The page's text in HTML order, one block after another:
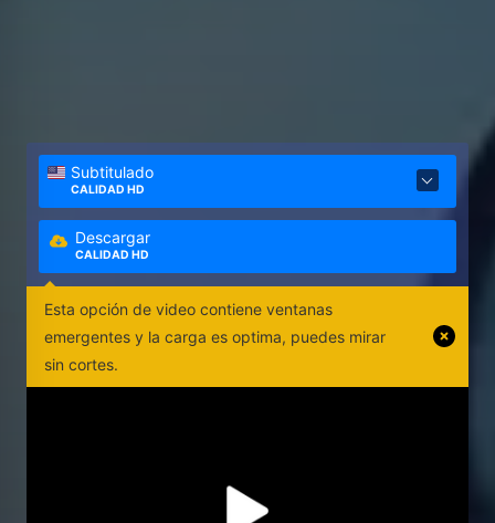
Subtitulado
CALIDAD HD
Descargar
CALIDAD HD
Esta opción de video contiene ventanas
emergentes y la carga es optima, puedes mirar
sin cortes.